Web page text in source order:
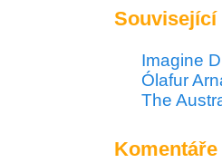
Související
Imagine
Ólafur
The
Komentáře